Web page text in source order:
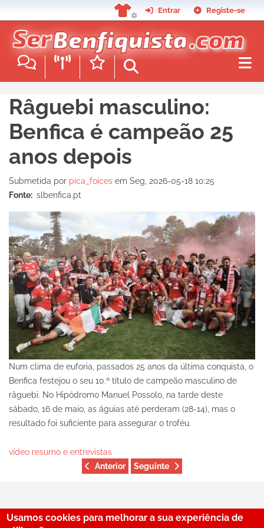
para
conteúdo
principal
Entrar Registe-se
Râguebi masculino:
Benfica é campeão 25
anos depois
Submetida por pica_foices em Seg, 2026-05-18 10:25
Fonte
slbenfica.pt
Num clima de euforia, passados 25 anos da última conquista, o
Benfica festejou o seu 10.º título de campeão masculino de
râguebi. No Hipódromo Manuel Possolo, na tarde deste
sábado, 16 de maio, as águias até perderam (28-14), mas o
resultado foi suficiente para assegurar o troféu.
vídeo resumo e entrevistas
Anterior
Seguinte
Usamos cookies para melhorar a sua experiência de